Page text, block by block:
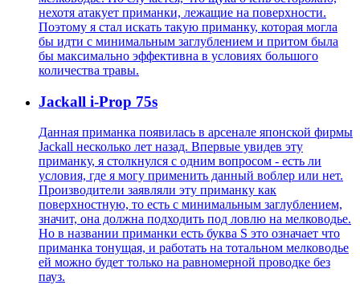
нехотя атакует приманки, лежащие на поверхности.
Поэтому я стал искать такую приманку, которая могла
бы идти с минимальным заглублением и притом была
бы максимально эффективна в условиях большого
количества травы.
Jackall i-Prop 75s
Данная приманка появилась в арсенале японской фирмы
Jackall несколько лет назад. Впервые увидев эту
приманку, я столкнулся с одним вопросом - есть ли
условия, где я могу применить данный воблер или нет.
Производители заявляли эту приманку как
поверхностную, то есть с минимальным заглублением,
значит, она должна подходить под ловлю на мелководье.
Но в названии приманки есть буква S это означает что
приманка тонущая, и работать на тотальном мелководье
ей можно будет только на равномерной проводке без
пауз.